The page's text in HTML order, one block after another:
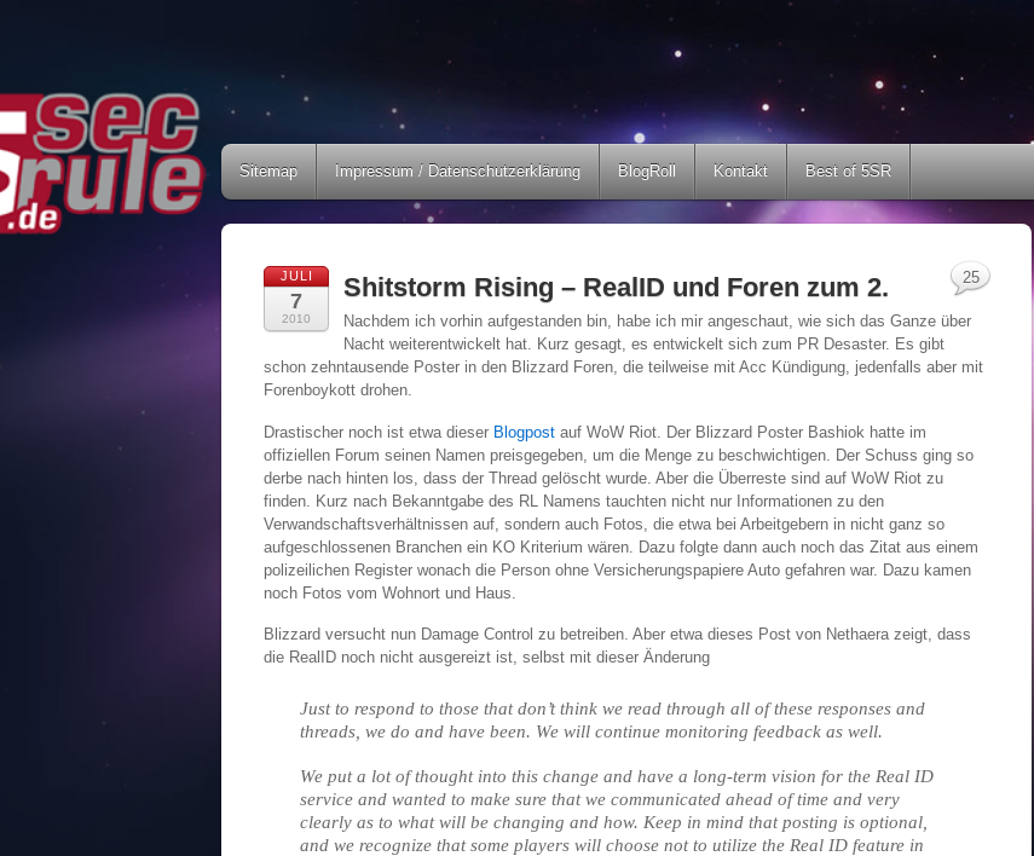
Sitemap Impressum / Datenschutzerklärung BlogRoll Kontakt Best of 5SR
JULI
7
2010
Shitstorm Rising – RealID und Foren zum 2.
Nachdem ich vorhin aufgestanden bin, habe ich mir angeschaut, wie sich das Ganze über
Nacht weiterentwickelt hat. Kurz gesagt, es entwickelt sich zum PR Desaster. Es gibt
schon zehntausende Poster in den Blizzard Foren, die teilweise mit Acc Kündigung, jedenfalls aber mit
Forenboykott drohen.
Drastischer noch ist etwa dieser Blogpost auf WoW Riot. Der Blizzard Poster Bashiok hatte im
offiziellen Forum seinen Namen preisgegeben, um die Menge zu beschwichtigen. Der Schuss ging so
derbe nach hinten los, dass der Thread gelöscht wurde. Aber die Überreste sind auf WoW Riot zu
finden. Kurz nach Bekanntgabe des RL Namens tauchten nicht nur Informationen zu den
Verwandschaftsverhältnissen auf, sondern auch Fotos, die etwa bei Arbeitgebern in nicht ganz so
aufgeschlossenen Branchen ein KO Kriterium wären. Dazu folgte dann auch noch das Zitat aus einem
polizeilichen Register wonach die Person ohne Versicherungspapiere Auto gefahren war. Dazu kamen
noch Fotos vom Wohnort und Haus.
Blizzard versucht nun Damage Control zu betreiben. Aber etwa dieses Post von Nethaera zeigt, dass
die RealID noch nicht ausgereizt ist, selbst mit dieser Änderung
Just to respond to those that don’t think we read through all of these responses and
threads, we do and have been. We will continue monitoring feedback as well.
We put a lot of thought into this change and have a long-term vision for the Real ID
service and wanted to make sure that we communicated ahead of time and very
clearly as to what will be changing and how. Keep in mind that posting is optional,
and we recognize that some players will choose not to utilize the Real ID feature in
25